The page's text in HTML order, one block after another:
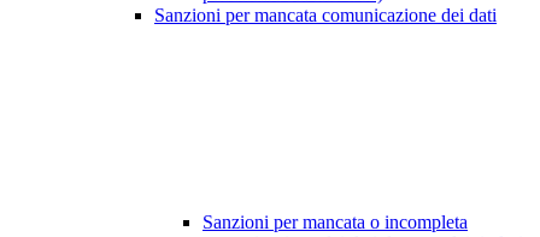
Sanzioni per mancata comunicazione dei dati
Sanzioni per mancata o incompleta